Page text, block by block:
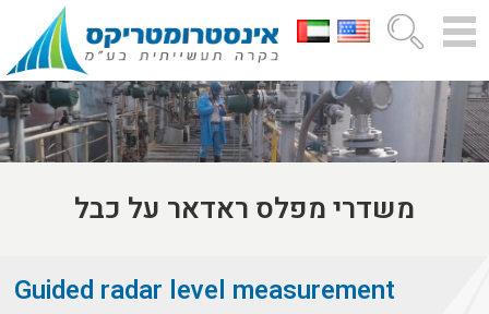
משדרי מפלס ראדאר על כבל
Guided radar level measurement